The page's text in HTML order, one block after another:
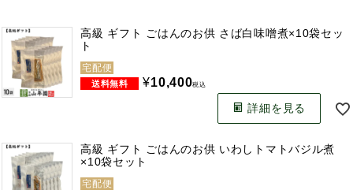
高級 ギフト ごはんのお供 さば白味噌煮×10袋セッ
ト
宅配便
¥10,400税込
詳細を見る
高級 ギフト ごはんのお供 いわしトマトバジル煮
×10袋セット
宅配便